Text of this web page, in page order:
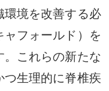
環境を改善する必
フォールド）を
。これらの新たな
つ生理的に脊椎疾